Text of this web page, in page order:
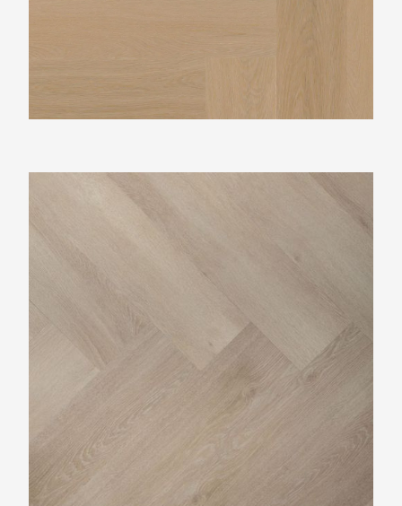
Douwes Dekker Brede visgraat pepermunt